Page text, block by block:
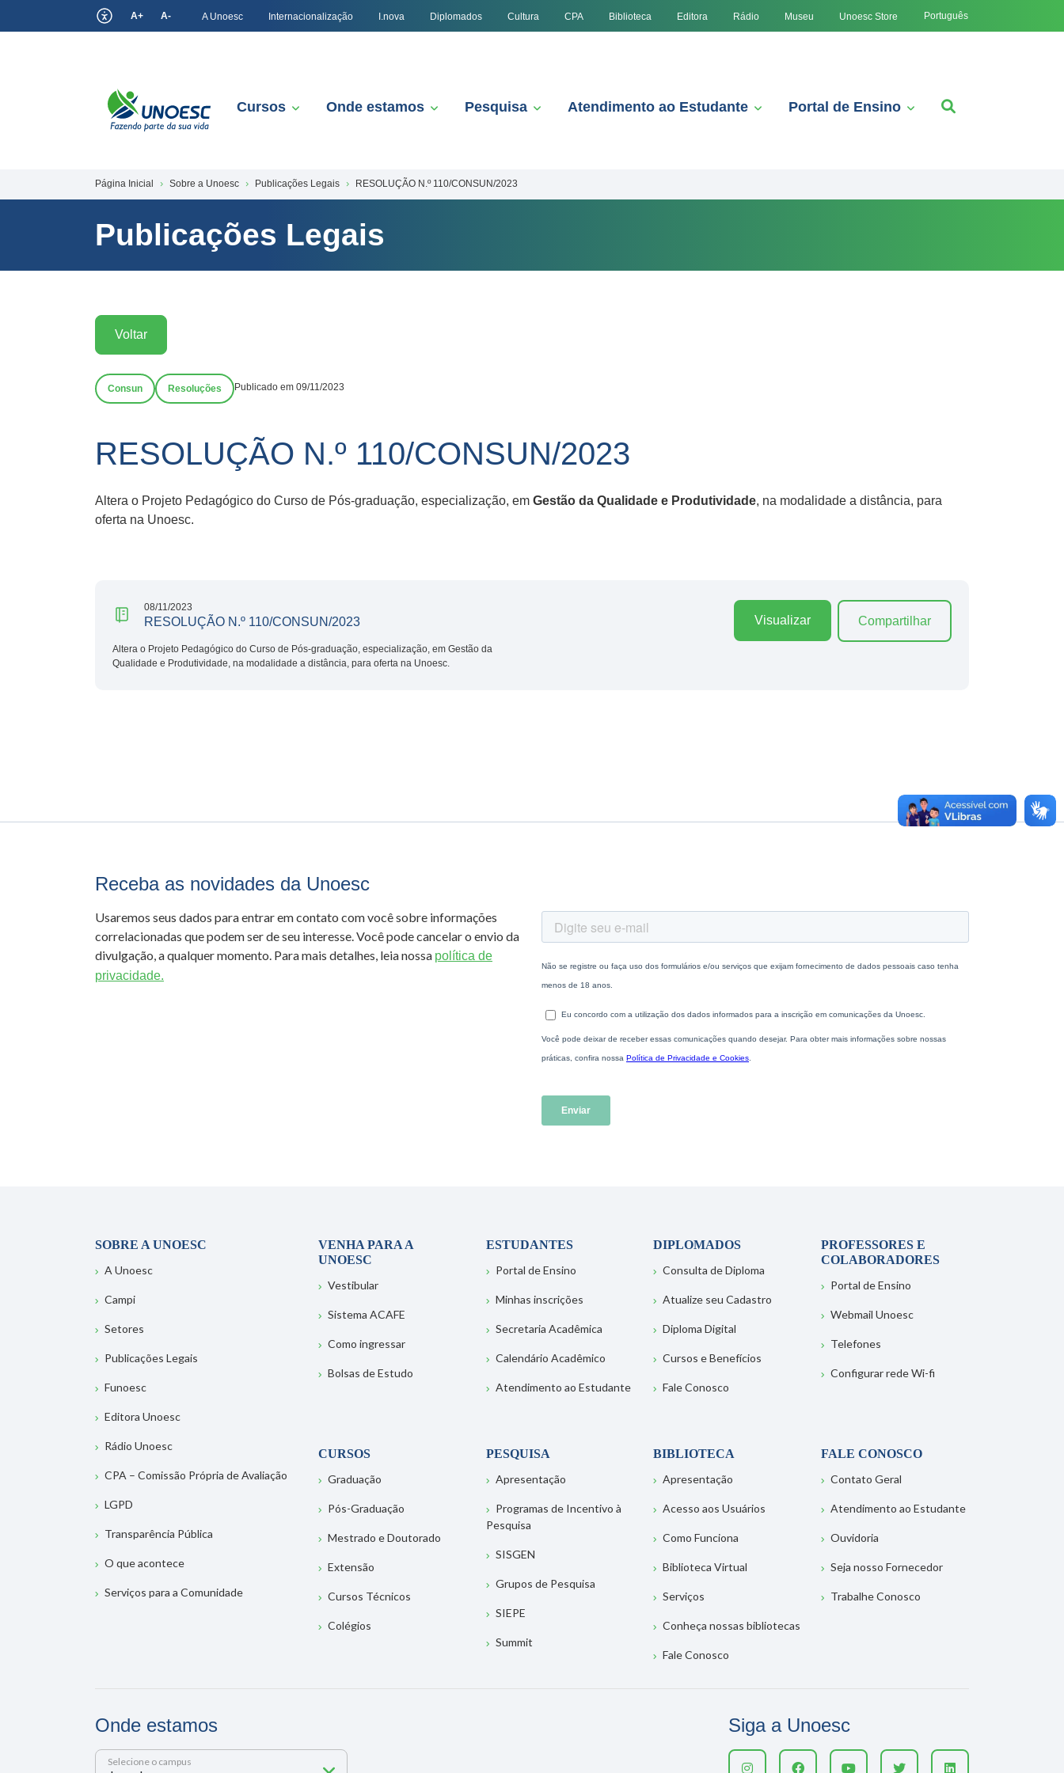
A+ A- A Unoesc Internacionalização I.nova Diplomados Cultura CPA Biblioteca Editora Rádio Museu Unoesc Store Português
Cursos Onde estamos Pesquisa Atendimento ao Estudante Portal de Ensino
Página Inicial Sobre a Unoesc Publicações Legais RESOLUÇÃO N.º 110/CONSUN/2023
Publicações Legais
Voltar
Consun Resoluções Publicado em 09/11/2023
RESOLUÇÃO N.º 110/CONSUN/2023
Altera o Projeto Pedagógico do Curso de Pós-graduação, especialização, em Gestão da Qualidade e Produtividade, na modalidade a distância, para
oferta na Unoesc.
08/11/2023
RESOLUÇÃO N.º 110/CONSUN/2023
Altera o Projeto Pedagógico do Curso de Pós-graduação, especialização, em Gestão da
Qualidade e Produtividade, na modalidade a distância, para oferta na Unoesc.
Visualizar Compartilhar
Receba as novidades da Unoesc
Usaremos seus dados para entrar em contato com você sobre informações
correlacionadas que podem ser de seu interesse. Você pode cancelar o envio da
divulgação, a qualquer momento. Para mais detalhes, leia nossa política de
privacidade.
SOBRE A UNOESC
A Unoesc
Campi
Setores
Publicações Legais
Funoesc
Editora Unoesc
Rádio Unoesc
CPA – Comissão Própria de Avaliação
LGPD
Transparência Pública
O que acontece
Serviços para a Comunidade
VENHA PARA A
UNOESC
Vestibular
Sistema ACAFE
Como ingressar
Bolsas de Estudo
ESTUDANTES
Portal de Ensino
Minhas inscrições
Secretaria Acadêmica
Calendário Acadêmico
Atendimento ao Estudante
DIPLOMADOS
Consulta de Diploma
Atualize seu Cadastro
Diploma Digital
Cursos e Benefícios
Fale Conosco
PROFESSORES E
COLABORADORES
Portal de Ensino
Webmail Unoesc
Telefones
Configurar rede Wi-fi
CURSOS
Graduação
Pós-Graduação
Mestrado e Doutorado
Extensão
Cursos Técnicos
Colégios
PESQUISA
Apresentação
Programas de Incentivo à
Pesquisa
SISGEN
Grupos de Pesquisa
SIEPE
Summit
BIBLIOTECA
Apresentação
Acesso aos Usuários
Como Funciona
Biblioteca Virtual
Serviços
Conheça nossas bibliotecas
Fale Conosco
FALE CONOSCO
Contato Geral
Atendimento ao Estudante
Ouvidoria
Seja nosso Fornecedor
Trabalhe Conosco
Onde estamos
Selecione o campus
Siga a Unoesc